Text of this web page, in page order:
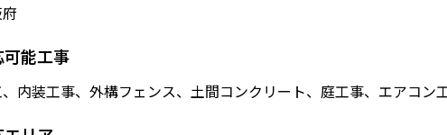
可能工事
内装工事、外構フェンス、土間コンクリート、庭工事、エアコン